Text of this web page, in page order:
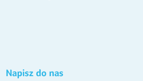
Napisz do nas